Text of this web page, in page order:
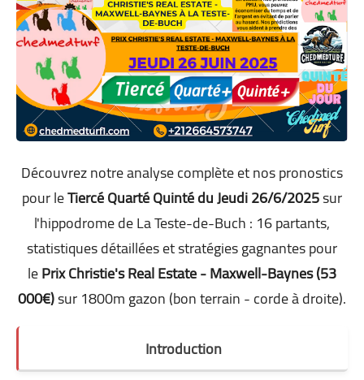
Découvrez notre analyse complète et nos pronostics
pour leTiercé Quarté Quinté du Jeudi 26/6/2025sur
l'hippodrome de La Teste-de-Buch : 16 partants,
statistiques détaillées et stratégies gagnantes pour
lePrix Christie's Real Estate - Maxwell-Baynes (53
000€)sur 1800m gazon (bon terrain - corde à droite).
Introduction